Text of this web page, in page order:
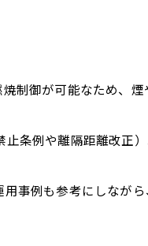
制御が可能なため、煙
条例や離隔距離改正
事例も参考にしなが